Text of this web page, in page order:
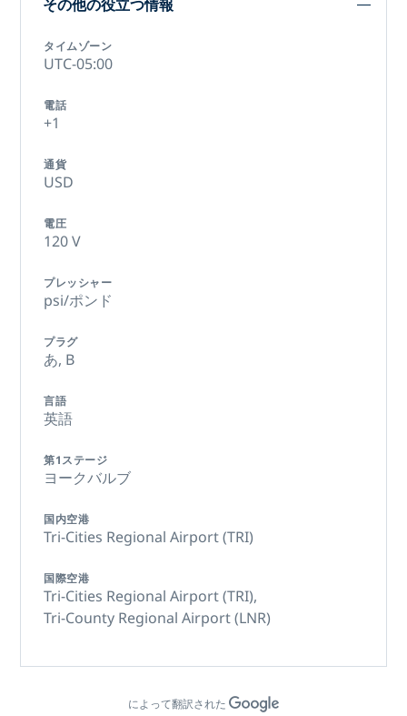
その他の役立つ情報
タイムゾーン
UTC-05:00
電話
+1
通貨
USD
電圧
120 V
プレッシャー
psi/ポンド
プラグ
あ, B
言語
英語
第1ステージ
ヨークバルブ
国内空港
Tri-Cities Regional Airport (TRI)
国際空港
Tri-Cities Regional Airport (TRI),
Tri-County Regional Airport (LNR)
によって翻訳された